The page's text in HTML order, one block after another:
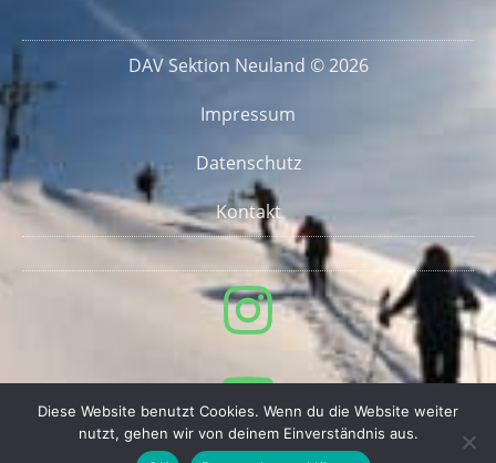
DAV Sektion Neuland © 2026
Impressum
Datenschutz
Kontakt
Diese Website benutzt Cookies. Wenn du die Website weiter
nutzt, gehen wir von deinem Einverständnis aus.